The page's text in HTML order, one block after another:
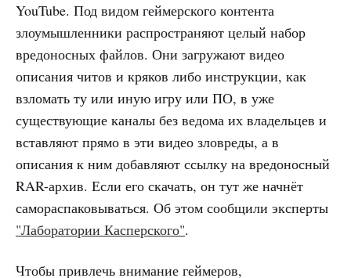
YouTube. Под видом геймерского контента
злоумышленники распространяют целый набор
вредоносных файлов. Они загружают видео
описания читов и кряков либо инструкции, как
взломать ту или иную игру или ПО, в уже
существующие каналы без ведома их владельцев и
вставляют прямо в эти видео зловреды, а в
описания к ним добавляют ссылку на вредоносный
RAR-архив. Если его скачать, он тут же начнёт
самораспаковываться. Об этом сообщили эксперты
"Лаборатории Касперского".
Чтобы привлечь внимание геймеров,